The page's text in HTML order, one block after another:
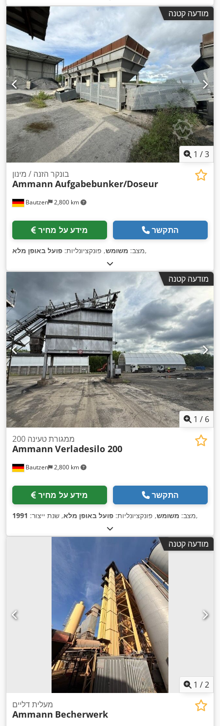
מודעה קטנה
1 /3
Bautzen 2,800 km
בונקר הזנה / מינון
Ammann Aufgabebunker/Doseur
מידע על מחיר התקשר
מצב: משומש, פונקציונליות: פועל באופן מלא ,
מודעה קטנה
1 / 6
Bautzen 2,800 km
ממגורת טעינה 200
Ammann Verladesilo 200
מידע על מחיר התקשר
מצב: משומש, פונקציונליות: פועל באופן מלא, שנת ייצור: 1991 ,
מודעה קטנה
1 /2
מעלית דליים
Ammann Becherwerk